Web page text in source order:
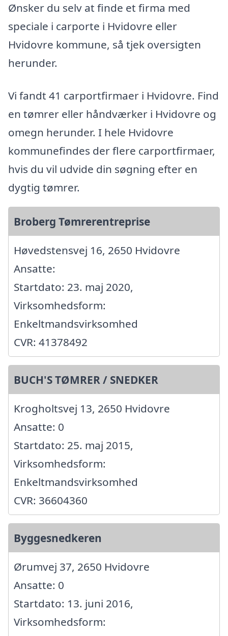
Ønsker du selv at finde et firma med
speciale i carporte i Hvidovre eller
Hvidovre kommune, så tjek oversigten
herunder.
Vi fandt 41 carportfirmaer i Hvidovre. Find
en tømrer eller håndværker i Hvidovre og
omegn herunder. I hele Hvidovre
kommunefindes der flere carportfirmaer,
hvis du vil udvide din søgning efter en
dygtig tømrer.
Broberg Tømrerentreprise
Høvedstensvej 16, 2650 Hvidovre
Ansatte:
Startdato: 23. maj 2020,
Virksomhedsform:
Enkeltmandsvirksomhed
CVR: 41378492
BUCH'S TØMRER / SNEDKER
Krogholtsvej 13, 2650 Hvidovre
Ansatte: 0
Startdato: 25. maj 2015,
Virksomhedsform:
Enkeltmandsvirksomhed
CVR: 36604360
Byggesnedkeren
Ørumvej 37, 2650 Hvidovre
Ansatte: 0
Startdato: 13. juni 2016,
Virksomhedsform: